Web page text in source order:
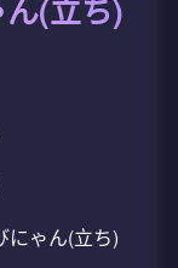
(立ち)
にゃん(立ち)